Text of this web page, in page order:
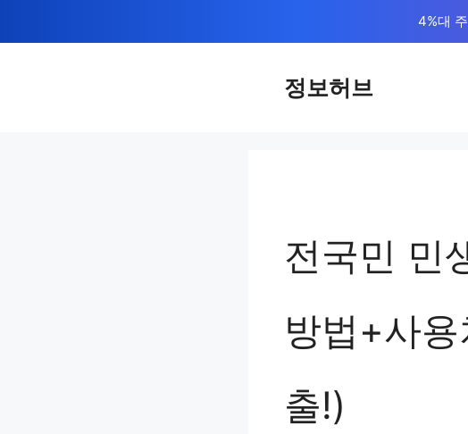
텐
4%대
정보허브
전국민 민
방법+사
출!)